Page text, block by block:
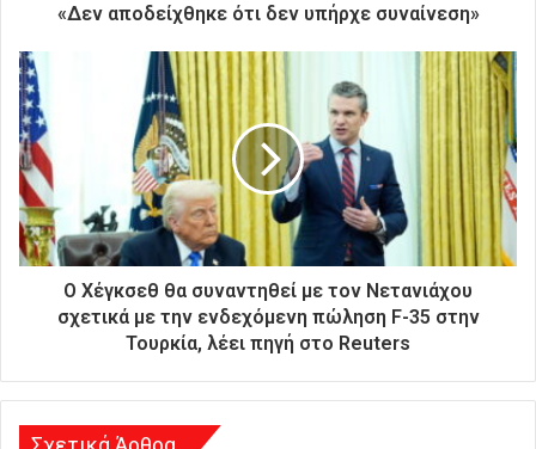
κ
ή
σ
α
ς
δ
ι
ε
ύ
η
«Δεν αποδείχθηκε ότι δεν υπήρχε συναίνεση»
Ο Χέγκσεθ θα συναντηθεί με τον Νετανιάχου
σχετικά με την ενδεχόμενη πώληση F-35 στην
Τουρκία, λέει πηγή στο Reuters